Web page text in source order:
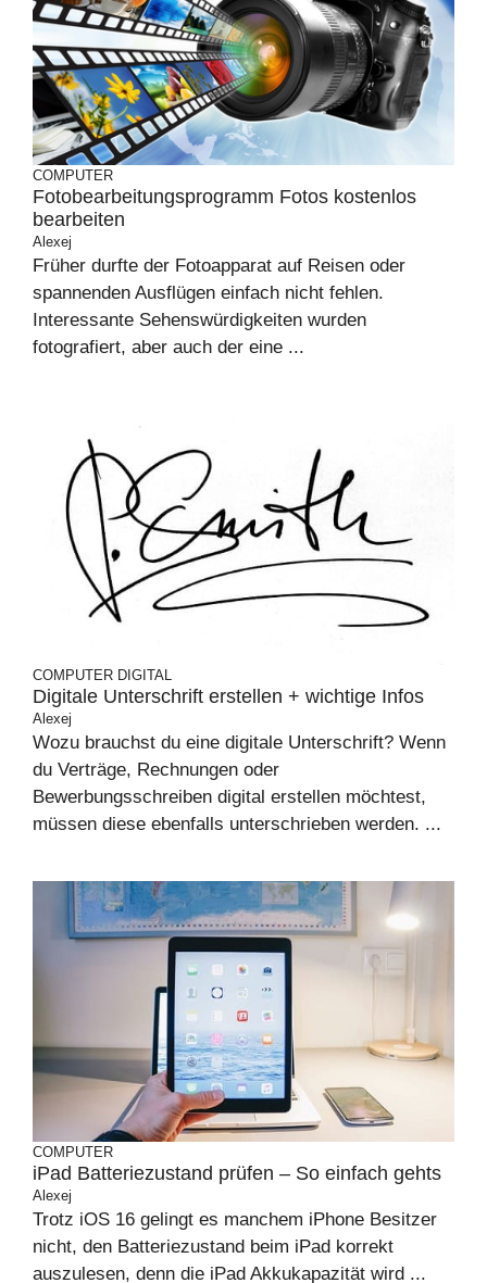
COMPUTER
Fotobearbeitungsprogramm Fotos kostenlos
bearbeiten
Alexej
Früher durfte der Fotoapparat auf Reisen oder
spannenden Ausflügen einfach nicht fehlen.
Interessante Sehenswürdigkeiten wurden
fotografiert, aber auch der eine ...
COMPUTER DIGITAL
Digitale Unterschrift erstellen + wichtige Infos
Alexej
Wozu brauchst du eine digitale Unterschrift? Wenn
du Verträge, Rechnungen oder
Bewerbungsschreiben digital erstellen möchtest,
müssen diese ebenfalls unterschrieben werden. ...
COMPUTER
iPad Batteriezustand prüfen – So einfach gehts
Alexej
Trotz iOS 16 gelingt es manchem iPhone Besitzer
nicht, den Batteriezustand beim iPad korrekt
auszulesen, denn die iPad Akkukapazität wird ...